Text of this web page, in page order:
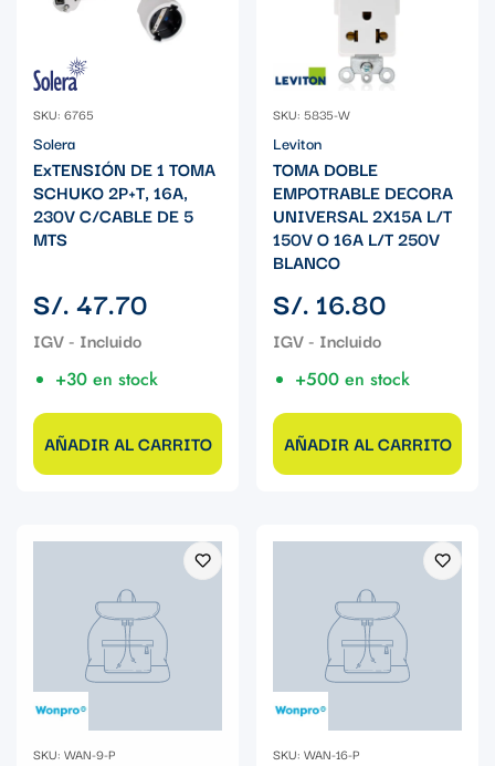
SKU: 6765
Solera
ExTENSIÓN DE 1 TOMA
SCHUKO 2P+T, 16A,
230V C/CABLE DE 5
MTS
Precio
regular
S/. 47.70
+30 en stock
AÑADIR AL CARRITO
SKU: 5835-W
Leviton
TOMA DOBLE
EMPOTRABLE DECORA
UNIVERSAL 2X15A L/T
150V O 16A L/T 250V
BLANCO
Precio
regular
S/. 16.80
+500 en stock
AÑADIR AL CARRITO
SKU: WAN-9-P SKU: WAN-16-P